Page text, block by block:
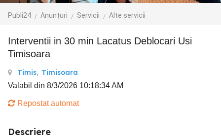
Publi24 Anunțuri Servicii Alte servicii
Interventii in 30 min Lacatus Deblocari Usi
Timisoara
Timis, Timisoara
Valabil din 8/3/2026 10:18:34 AM
Repostat automat
Descriere